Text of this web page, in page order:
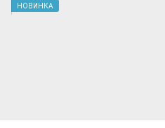
НОВИНКА